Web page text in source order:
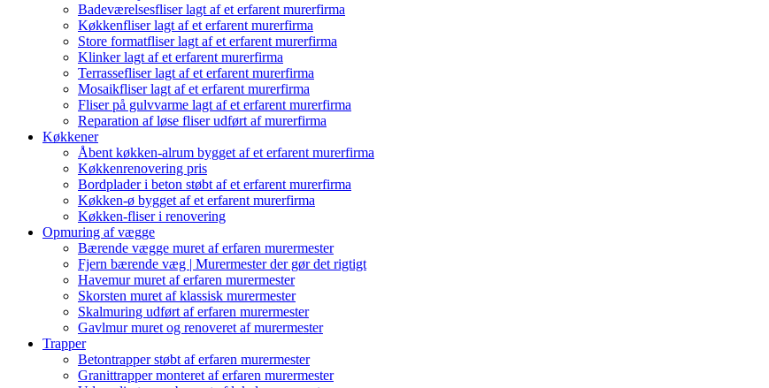
Badeværelsesfliser lagt af et erfarent murerfirma
Køkkenfliser lagt af et erfarent murerfirma
Store formatfliser lagt af et erfarent murerfirma
Klinker lagt af et erfarent murerfirma
Terrassefliser lagt af et erfarent murerfirma
Mosaikfliser lagt af et erfarent murerfirma
Fliser på gulvvarme lagt af et erfarent murerfirma
Reparation af løse fliser udført af murerfirma
Køkkener
Åbent køkken-alrum bygget af et erfarent murerfirma
Køkkenrenovering pris
Bordplader i beton støbt af et erfarent murerfirma
Køkken-ø bygget af et erfarent murerfirma
Køkken-fliser i renovering
Opmuring af vægge
Bærende vægge muret af erfaren murermester
Fjern bærende væg | Murermester der gør det rigtigt
Havemur muret af erfaren murermester
Skorsten muret af klassisk murermester
Skalmuring udført af erfaren murermester
Gavlmur muret og renoveret af murermester
Trapper
Betontrapper støbt af erfaren murermester
Granittrapper monteret af erfaren murermester